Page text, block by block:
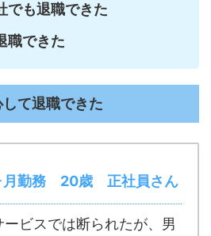
でも退職できた
職できた
て退職できた
勤務 20歳 正社員さん
ビスでは断られたが、男